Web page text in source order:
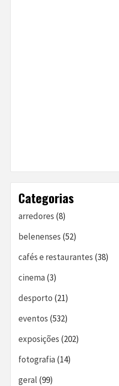
Categorias
arredores (8)
belenenses (52)
cafés e restaurantes (38)
cinema(3)
desporto (21)
eventos (532)
exposições (202)
fotografia(14)
geral (99)